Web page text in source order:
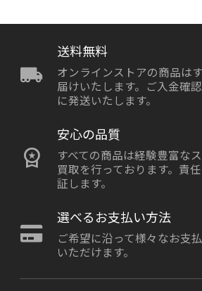
送料無料
オンラインストアの商品は
届けいたします。ご入金確
に発送いたします。
安心の品質
すべての商品は経験豊富な
買取を行っております。責
証します。
選べるお支払い方法
ご希望に沿って様々なお支
いただけます。